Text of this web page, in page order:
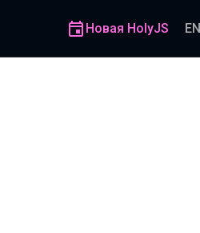
Новая HolyJS EN